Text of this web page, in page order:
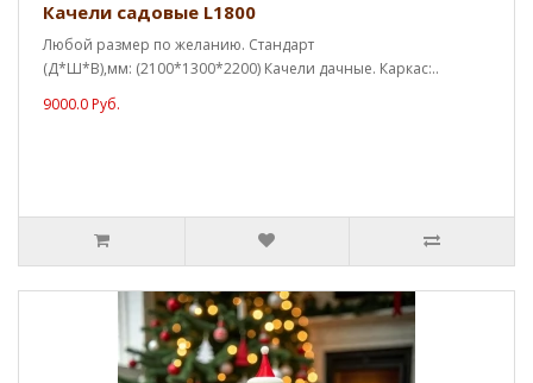
Качели садовые L1800
Любой размер по желанию. Стандарт
(Д*Ш*В),мм: (2100*1300*2200) Качели дачные. Каркас:..
9000.0 Руб.